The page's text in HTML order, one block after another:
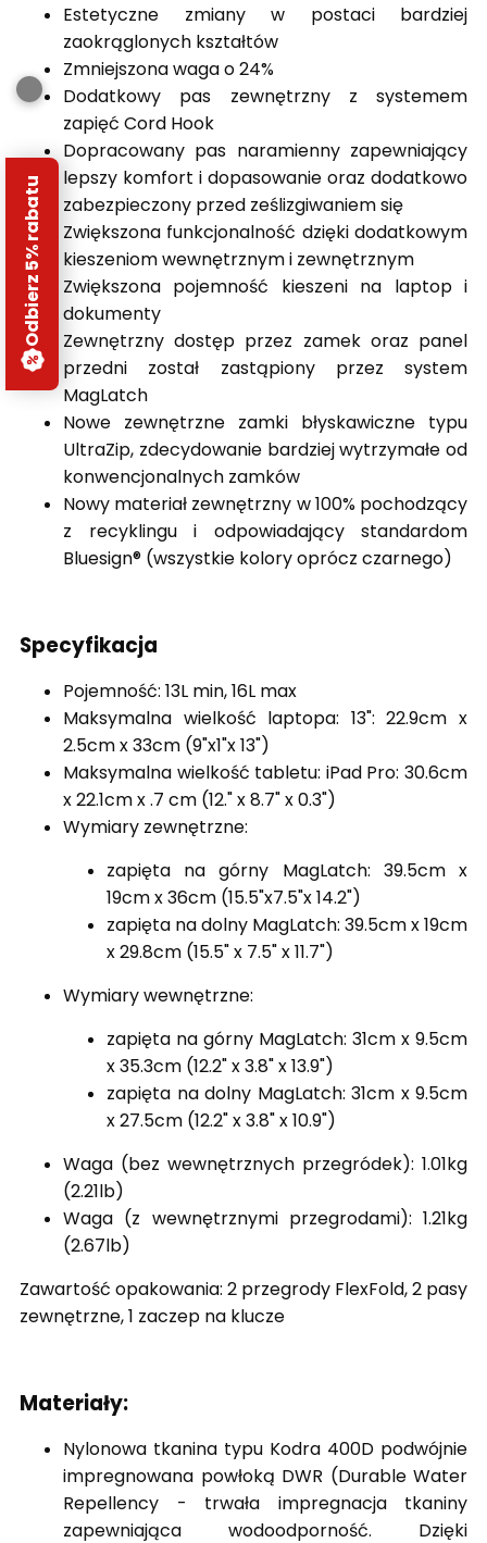
Estetyczne zmiany w postaci bardziej
zaokrąglonych kształtów
Zmniejszona waga o 24%
Dodatkowy pas zewnętrzny z systemem
zapięć Cord Hook
Dopracowany pas naramienny zapewniający
lepszy komfort i dopasowanie oraz dodatkowo
zabezpieczony przed ześlizgiwaniem się
Zwiększona funkcjonalność dzięki dodatkowym
kieszeniom wewnętrznym i zewnętrznym
Zwiększona pojemność kieszeni na laptop i
dokumenty
Zewnętrzny dostęp przez zamek oraz panel
przedni został zastąpiony przez system
MagLatch
Nowe zewnętrzne zamki błyskawiczne typu
UltraZip, zdecydowanie bardziej wytrzymałe od
konwencjonalnych zamków
Nowy materiał zewnętrzny w 100% pochodzący
z recyklingu i odpowiadający standardom
Bluesign® (wszystkie kolory oprócz czarnego)
Specyfikacja
Pojemność: 13L min, 16L max
Maksymalna wielkość laptopa: 13": 22.9cm x
2.5cm x 33cm (9"x1"x 13")
Maksymalna wielkość tabletu: iPad Pro: 30.6cm
x 22.1cm x .7 cm (12." x 8.7" x 0.3")
Wymiary zewnętrzne:
zapięta na górny MagLatch: 39.5cm x
19cm x 36cm (15.5"x7.5"x 14.2")
zapięta na dolny MagLatch: 39.5cm x 19cm
x 29.8cm (15.5" x 7.5" x 11.7")
Wymiary wewnętrzne:
zapięta na górny MagLatch: 31cm x 9.5cm
x 35.3cm (12.2" x 3.8" x 13.9")
zapięta na dolny MagLatch: 31cm x 9.5cm
x 27.5cm (12.2" x 3.8" x 10.9")
Waga (bez wewnętrznych przegródek): 1.01kg
(2.21lb)
Waga (z wewnętrznymi przegrodami): 1.21kg
(2.67lb)
Zawartość opakowania: 2 przegrody FlexFold, 2 pasy
zewnętrzne, 1 zaczep na klucze
Materiały:
Nylonowa tkanina typu Kodra 400D podwójnie
impregnowana powłoką DWR (Durable Water
Repellency - trwała impregnacja tkaniny
zapewniająca wodoodporność. Dzięki
Odbierz 5% rabatu